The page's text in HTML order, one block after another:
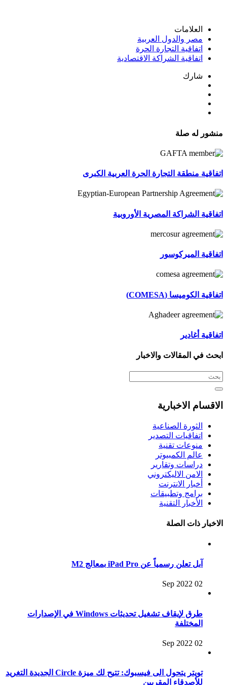
العلامات
مصر والدول العربية
اتفاقية التجارة الحرة
اتفاقية الشراكة الاقتصادية
شارك
منشور له صلة
اتفاقية منطقة التجارة الحرة العربية الكبرى
اتفاقية الشراكة المصرية الأوروبية
اتفاقية الميركوسور
اتفاقية الكوميسا (COMESA)
اتفاقية أغادير
ابحث في المقالات والاخبار
الاقسام الاخبارية
الثورة الصناعية
اتفاقيات التصدير
منوعات تقنية
عالم الكمبيوتر
دراسات وتقارير
الامن الاليكتروني
أخبار الانترنت
برامج وتطبيقات
الأخبار التقنية
الاخبار ذات الصلة
آبل تعلن رسمياً عن iPad Pro بمعالج M2
02 Sep 2022
طرق لإيقاف تشغيل تحديثات Windows في الإصدارات
المختلفة
02 Sep 2022
تويتر يتحول الى فيسبوك: تتيح لك ميزة Circle الجديدة التغريد
للأصدقاء المقربين